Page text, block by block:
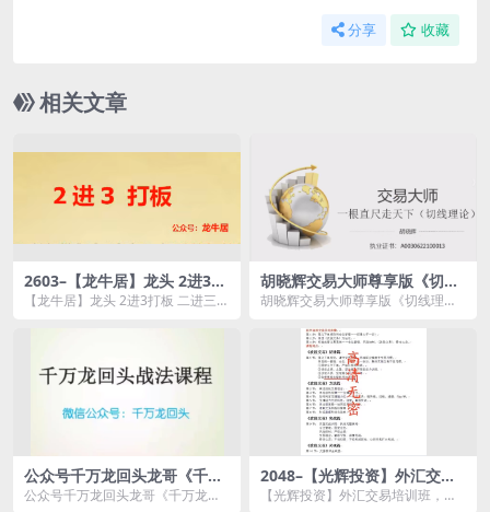
分享 收藏
相关文章
2603–【龙牛居】龙头 2进3打
板 二进三战法
【龙牛居】龙头 2进3打板 二进三战
胡晓辉交易大师尊享版《切线
理论技术教学》一根直尺走天
胡晓辉交易大师尊享版《切线理论
公众号千万龙回头龙哥《千万
龙回头战法课程》
公众号千万龙回头龙哥《千万龙回
2048–【光辉投资】外汇交易
培训班，外汇波段交易，波段
【光辉投资】外汇交易培训班，外